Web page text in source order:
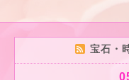
宝石・